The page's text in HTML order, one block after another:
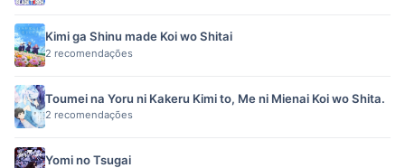
Kimi ga Shinu made Koi wo Shitai
2 recomendações
Toumei na Yoru ni Kakeru Kimi to, Me ni Mienai Koi wo Shita.
2 recomendações
Yomi no Tsugai